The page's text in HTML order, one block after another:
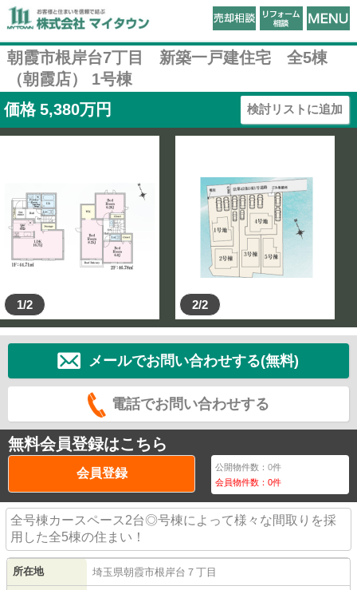
朝霞市根岸台7丁目 新築一戸建住宅 全5棟
（朝霞店） 1号棟
価格 5,380万円 検討リストに追加
1/2 2/2
メールでお問い合わせする(無料)
電話でお問い合わせする
無料会員登録はこちら
会員登録 公開物件数：0件
会員物件数：0件
全号棟カースペース2台◎号棟によって様々な間取りを採
用した全5棟の住まい！
所在地 埼玉県朝霞市根岸台 ７丁目